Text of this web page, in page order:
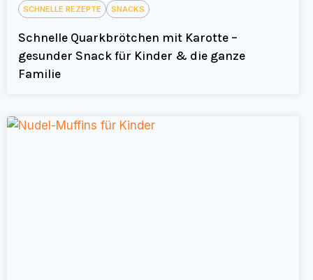
SCHNELLE REZEPTE
SNACKS
Schnelle Quarkbrötchen mit Karotte –
gesunder Snack für Kinder & die ganze
Familie